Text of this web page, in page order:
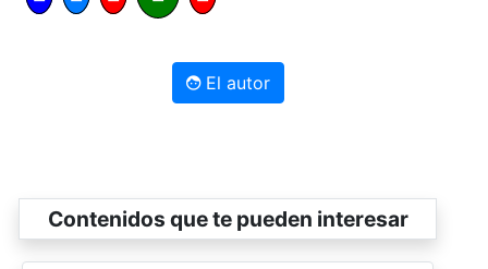
El autor
Contenidos que te pueden interesar